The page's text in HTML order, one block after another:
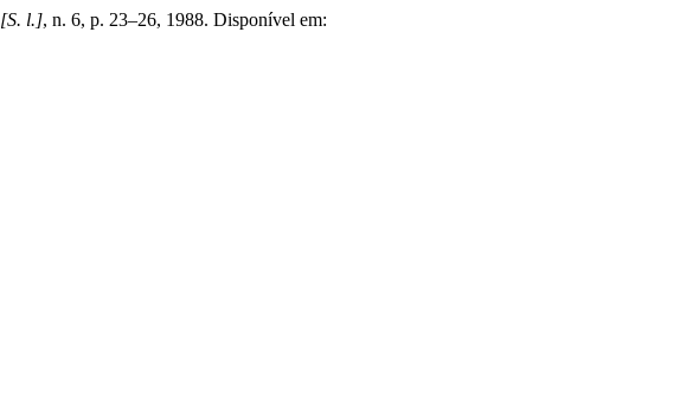
[S. l.], n. 6, p. 23–26, 1988. Disponível em: